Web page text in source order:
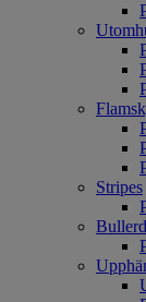
Stripes